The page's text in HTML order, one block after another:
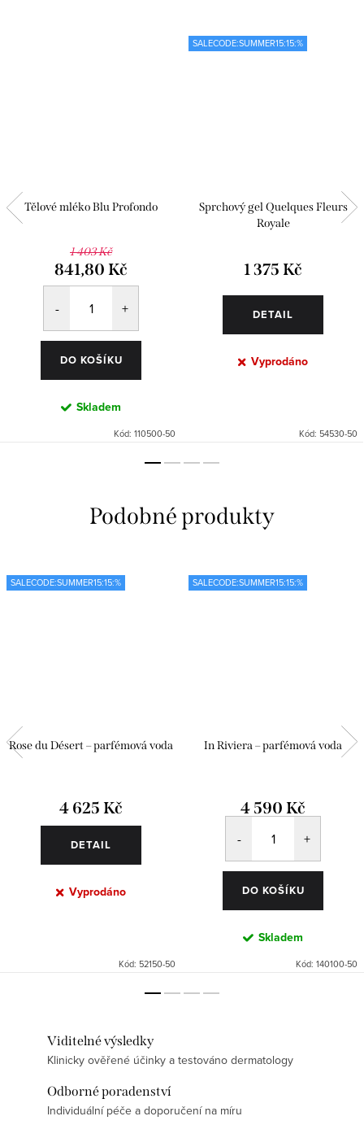
Tělové mléko Blu Profondo
1 403 Kč
841,80 Kč
DO KOŠÍKU
Skladem
Kód: 110500-50
SALECODE:SUMMER15:15:%
Sprchový gel Quelques Fleurs
Royale
1 375 Kč
DETAIL
Vyprodáno
Kód: 54530-50
SALECODE:SUMMER15:15:%
Rose du Désert – parfémová voda
4 625 Kč
DETAIL
Vyprodáno
Kód: 52150-50
SALECODE:SUMMER15:15:%
In Riviera – parfémová voda
4 590 Kč
DO KOŠÍKU
Skladem
Kód: 140100-50
Viditelné výsledky
Klinicky ověřené účinky a testováno dermatology
Odborné poradenství
Individuální péče a doporučení na míru